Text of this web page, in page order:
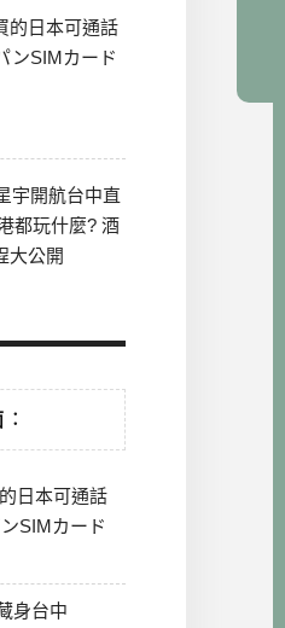
的日本可通話
ンSIMカード
宇開航台中直
都玩什麼? 酒
大公開
日本可通話
SIMカード
身台中